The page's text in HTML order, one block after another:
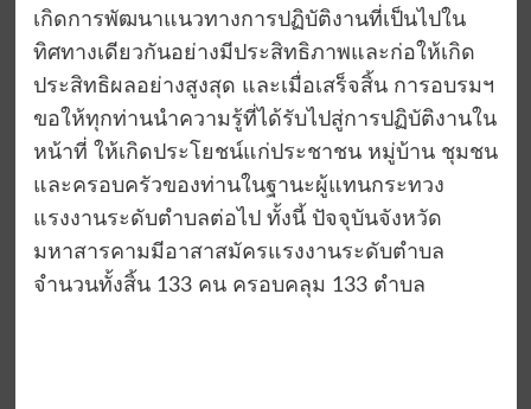
เกิดการพัฒนาแนวทางการปฏิบัติงานที่เป็นไปใน
ทิศทางเดียวกันอย่างมีประสิทธิภาพและก่อให้เกิด
ประสิทธิผลอย่างสูงสุด และเมื่อเสร็จสิ้น การอบรมฯ
ขอให้ทุกท่านนำความรู้ที่ได้รับไปสู่การปฏิบัติงานใน
หน้าที่ ให้เกิดประโยชน์แก่ประชาชน หมู่บ้าน ชุมชน
และครอบครัวของท่านในฐานะผู้แทนกระทวง
แรงงานระดับตำบลต่อไป ทั้งนี้ ปัจจุบันจังหวัด
มหาสารคามมีอาสาสมัครแรงงานระดับตำบล
จำนวนทั้งสิ้น 133 คน ครอบคลุม 133 ตำบล